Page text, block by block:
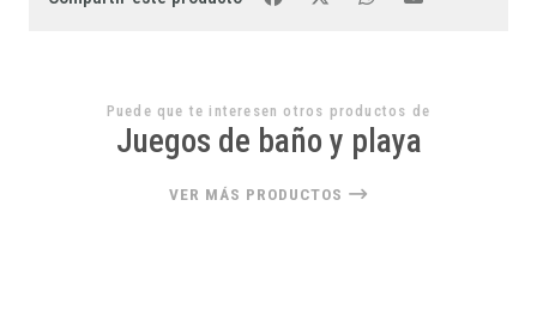
Puede que te interesen otros productos de
Juegos de baño y playa
VER MÁS PRODUCTOS